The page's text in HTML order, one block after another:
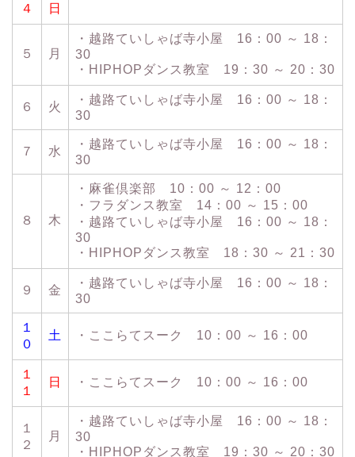
４ 日
５ 月
・越路ていしゃば寺小屋 16：00 ～ 18：
30
・HIPHOPダンス教室 19：30 ～ 20：30
６ 火
・越路ていしゃば寺小屋 16：00 ～ 18：
30
７ 水
・越路ていしゃば寺小屋 16：00 ～ 18：
30
８ 木
・麻雀倶楽部 10：00 ～ 12：00
・フラダンス教室 14：00 ～ 15：00
・越路ていしゃば寺小屋 16：00 ～ 18：
30
・HIPHOPダンス教室 18：30 ～ 21：30
９ 金
・越路ていしゃば寺小屋 16：00 ～ 18：
30
１
０
土 ・ここらてスーク 10：00 ～ 16：00
１
１
日 ・ここらてスーク 10：00 ～ 16：00
１
２
月
・越路ていしゃば寺小屋 16：00 ～ 18：
30
・HIPHOPダンス教室 19：30 ～ 20：30